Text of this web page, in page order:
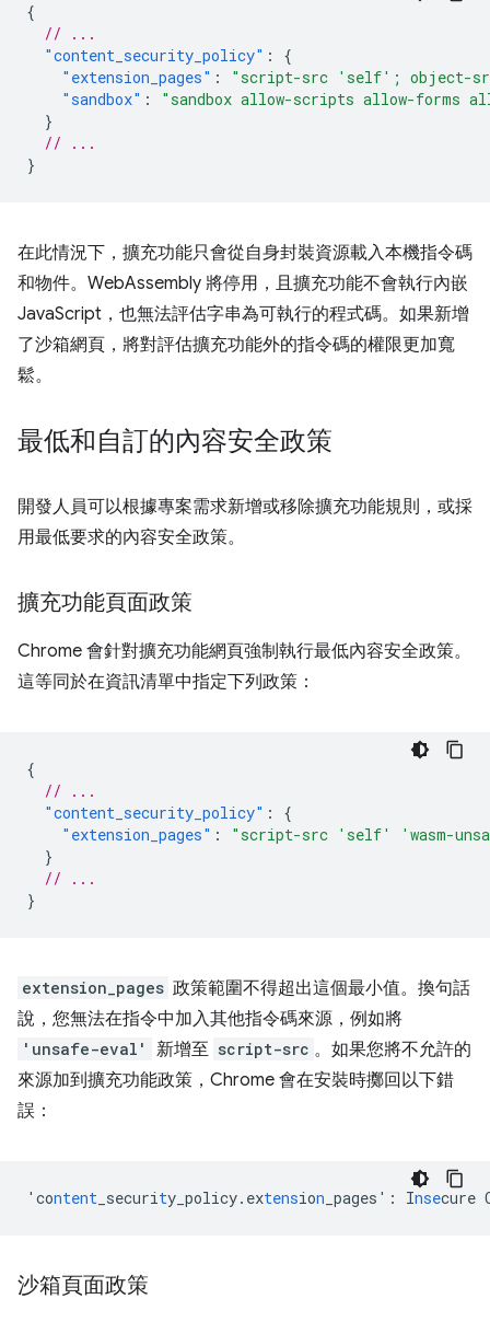
{
// ...
"content_security_policy" :
{
"extension_pages" :
"script-src 'self'; object-
"sandbox" :
"sandbox allow-scripts allow-
}
// ...
}
在此情況下，擴充功能只會從自身封裝資源載入本機指令碼
和物件。WebAssembly 將停用，且擴充功能不會執行內嵌
JavaScript，也無法評估字串為可執行的程式碼。如果新增
了沙箱網頁，將對評估擴充功能外的指令碼的權限更加寬
鬆。
最低和自訂的內容安全政策
開發人員可以根據專案需求新增或移除擴充功能規則，或採
用最低要求的內容安全政策。
擴充功能頁面政策
Chrome 會針對擴充功能網頁強制執行最低內容安全政策。
這等同於在資訊清單中指定下列政策：
{
// ...
"content_security_policy" :
{
"extension_pages" :
"script-src 'self' 'wasm-
}
// ...
}
extension_pages 政策範圍不得超出這個最小值。換句話
說，您無法在指令中加入其他指令碼來源，例如將
'unsafe-eval' 新增至 script-src 。如果您將不允許的
來源加到擴充功能政策，Chrome 會在安裝時擲回以下錯
誤：
'content _security_policy.extension _pages' : Insecure
沙箱頁面政策